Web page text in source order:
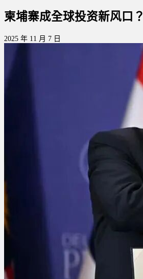
柬埔寨成全球投资新风口？
2025 年 11 月 7 日